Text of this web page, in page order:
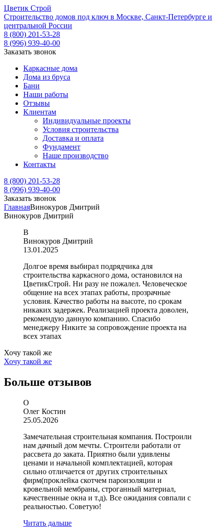
Цветик Строй
Строительство домов под ключ в Москве, Санкт-Петербурге и
центральной России
8 (800) 201-53-28
8 (996) 939-40-00
Заказать звонок
Каркасные дома
Дома из бруса
Бани
Наши работы
Отзывы
Клиентам
Индивидуальные проекты
Условия строительства
Доставка и оплата
Фундамент
Наше производство
Контакты
8 (800) 201-53-28
8 (996) 939-40-00
Заказать звонок
ГлавнаяВинокуров Дмитрий
Винокуров Дмитрий
В
Винокуров Дмитрий
13.01.2025
Долгое время выбирал подрядчика для
строительства каркасного дома, остановился на
ЦветикСтрой. Ни разу не пожалел. Человеческое
общение на всех этапах работы, прозрачные
условия. Качество работы на высоте, по срокам
никаких задержек. Реализацией проекта доволен,
рекомендую данную компанию. Спасибо
менеджеру Никите за сопровождение проекта на
всех этапах
Хочу такой же
Хочу такой же
Больше отзывов
О
Олег Костин
25.05.2026
Замечательная строительная компания. Построили
нам дачный дом мечты. Строители работали от
рассвета до заката. Приятно были удивлены
ценами и начальной комплектацией, которая
сильно отличается от других строительных
фирм(проклейка скотчем пароизоляции и
кровельной мембраны, строганный материал,
качественные окна и т.д). Все ожидания совпали с
реальностью. Советую!
Читать дальше